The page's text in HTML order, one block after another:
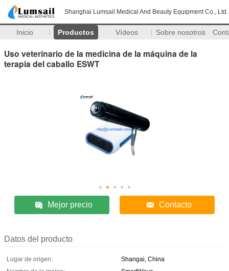
Shanghai Lumsail Medical And Beauty Equipment Co., Ltd.
Inicio Productos Vídeos Sobre nosotros
Uso veterinario de la medicina de la máquina de la
terapia del caballo ESWT
Mejor precio Contacto
Datos del producto
Lugar de origen:
Shangai, China